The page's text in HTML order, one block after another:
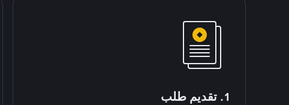
1. تقديم طلب